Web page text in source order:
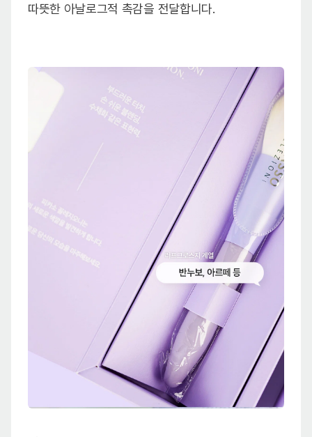
따뜻한 아날로그적 촉감을 전달합니다.